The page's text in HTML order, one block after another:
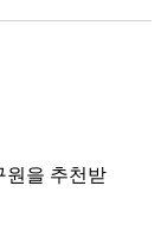
원을 추천받